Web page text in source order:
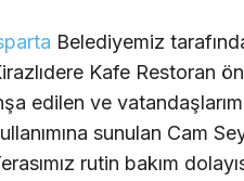
Belediyemiz
Kafe Restoran
edilen ve
sunulan Cam
rutin bakım